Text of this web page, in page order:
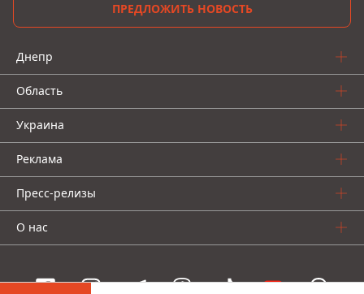
ПРЕДЛОЖИТЬ НОВОСТЬ
Днепр
Область
Украина
Реклама
Пресс-релизы
О нас